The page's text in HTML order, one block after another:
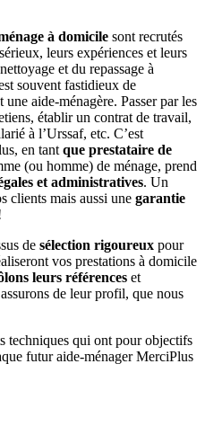
à domicile sont recrutés
leurs expériences et leurs
et du repassage à
souvent fastidieux de
aide-ménagère. Passer par les
établir un contrat de travail,
à l’Urssaf, etc. C’est
en tant que prestataire de
(ou homme) de ménage, prend
et administratives. Un
clients mais aussi une garantie
de sélection rigoureux pour
vos prestations à domicile
leurs références et
de leur profil, que nous
techniques qui ont pour objectifs
futur aide-ménager MerciPlus